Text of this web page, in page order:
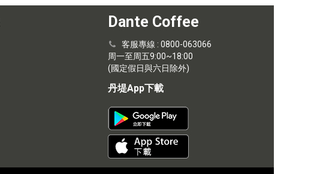
Dante Coffee
客服專線 : 0800-063066
周一至周五9:00~18:00
(國定假日與六日除外)
丹堤App下載